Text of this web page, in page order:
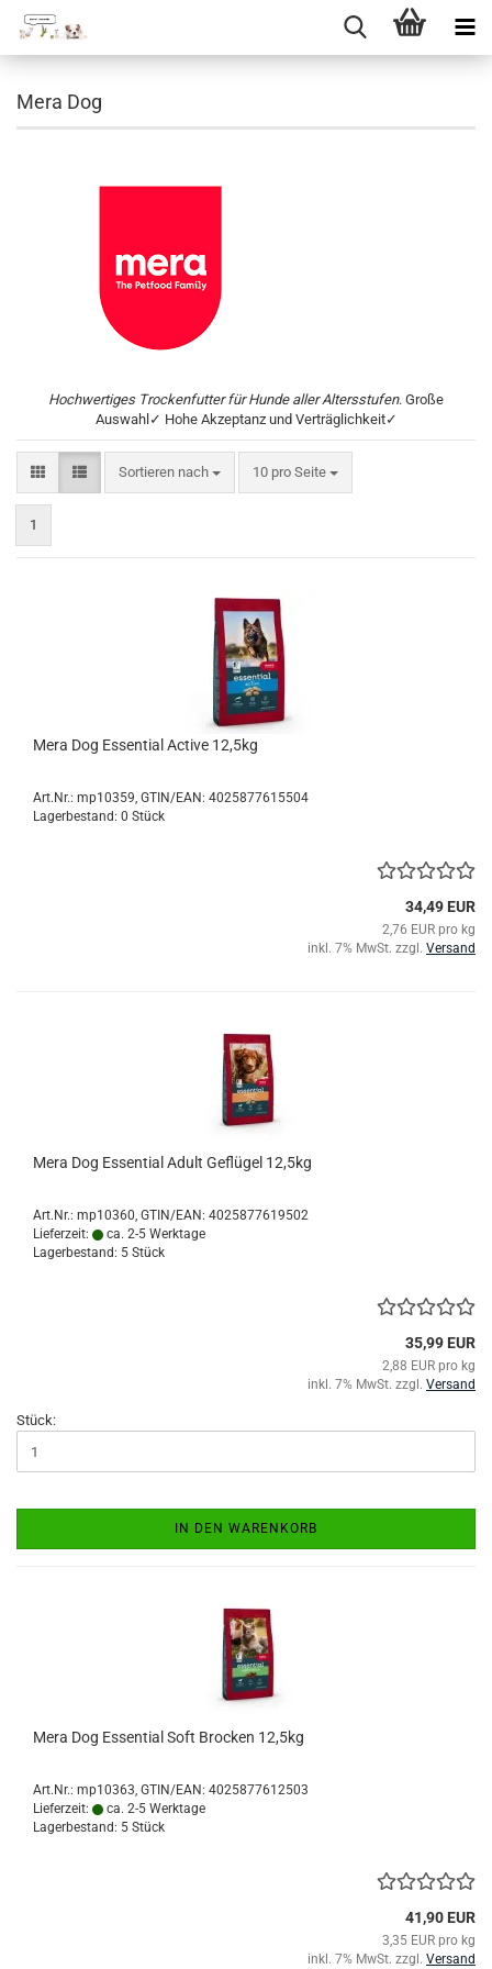
Hauptinhalt
Mera Dog
Hochwertiges Trockenfutter für Hunde aller Altersstufen. Große
Auswahl✓ Hohe Akzeptanz und Verträglichkeit✓
Sortieren nach
Sortieren nach 10 pro Seite
pro Seite
1
Mera Dog Essential Active 12,5kg
Art.Nr.: mp10359 GTIN/EAN: 4025877615504
Lagerbestand: 0 Stück
34,49 EUR
2,76 EUR pro kg
inkl. 7% MwSt. zzgl. Versand
Mera Dog Essential Adult Geflügel 12,5kg
Art.Nr.: mp10360 GTIN/EAN: 4025877619502
Lieferzeit:
ca. 2-5 Werktage
Lagerbestand: 5 Stück
35,99 EUR
2,88 EUR pro kg
inkl. 7% MwSt. zzgl. Versand
Stück:
IN DEN WARENKORB
Mera Dog Essential Soft Brocken 12,5kg
Art.Nr.: mp10363 GTIN/EAN: 4025877612503
Lieferzeit:
ca. 2-5 Werktage
Lagerbestand: 5 Stück
41,90 EUR
3,35 EUR pro kg
inkl. 7% MwSt. zzgl. Versand